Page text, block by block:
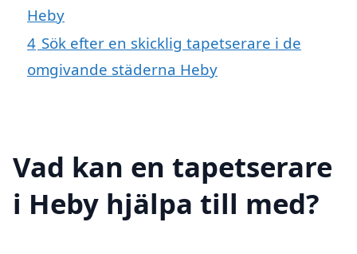
Heby
4 Sök efter en skicklig tapetserare i de
omgivande städerna Heby
Vad kan en tapetserare
i Heby hjälpa till med?